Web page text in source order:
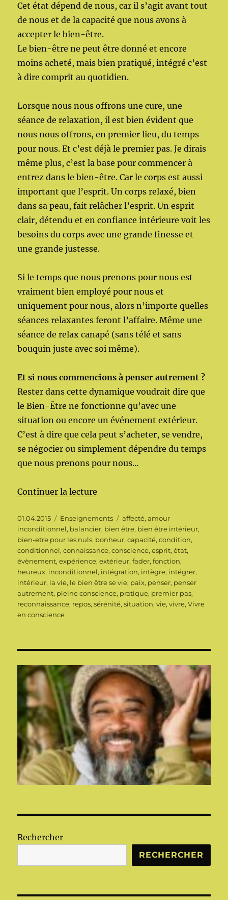
Cet état dépend de nous, car il s’agit avant tout
de nous et de la capacité que nous avons à
accepter le bien-être.
Le bien-être ne peut être donné et encore
moins acheté, mais bien pratiqué, intégré c’est
à dire comprit au quotidien.
Lorsque nous nous offrons une cure, une
séance de relaxation, il est bien évident que
nous nous offrons, en premier lieu, du temps
pour nous. Et c’est déjà le premier pas. Je dirais
même plus, c’est la base pour commencer à
entrez dans le bien-être. Car le corps est aussi
important que l’esprit. Un corps relaxé, bien
dans sa peau, fait relâcher l’esprit. Un esprit
clair, détendu et en confiance intérieure voit les
besoins du corps avec une grande finesse et
une grande justesse.
Si le temps que nous prenons pour nous est
vraiment bien employé pour nous et
uniquement pour nous, alors n’importe quelles
séances relaxantes feront l’affaire. Même une
séance de relax canapé (sans télé et sans
bouquin juste avec soi même).
Et si nous commencions à penser autrement ?
Rester dans cette dynamique voudrait dire que
le Bien-Être ne fonctionne qu’avec une
situation ou encore un événement extérieur.
C’est à dire que cela peut s’acheter, se vendre,
se négocier ou simplement dépendre du temps
que nous prenons pour nous…
Continuer la lecture
Publié
le
01.04.2015 Catégories
Enseignements Étiquettes
affecté,amour
inconditionnel, balancier, bien être, bien être intérieur,
bien-etre pour les nuls, bonheur,capacité,condition,
conditionnel,connaissance,conscience,esprit,état,
évènement,expérience,extérieur,fader,fonction,
heureux, inconditionnel, intégration, intègre, intégrer,
intérieur, la vie, le bien être se vie, paix, penser, penser
autrement, pleine conscience, pratique, premier pas,
reconnaissance, repos,sérénité,situation,vie,vivre,Vivre
en conscience
Rechercher
RECHERCHER